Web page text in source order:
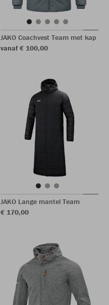
JAKO Coachvest Team met kap
vanaf € 100,00
JAKO Lange mantel Team
€ 170,00